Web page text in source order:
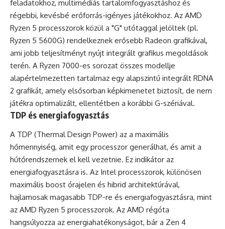
feladatokhoz, multimédiás tartalomfogyasztáshoz és
régebbi, kevésbé erőforrás-igényes játékokhoz. Az AMD
Ryzen 5 processzorok közül a "G" utótaggal jelöltek (pl.
Ryzen 5 5600G) rendelkeznek erősebb Radeon grafikával,
ami jobb teljesítményt nyújt integrált grafikus megoldások
terén. A Ryzen 7000-es sorozat összes modellje
alapértelmezetten tartalmaz egy alapszintű integrált RDNA
2 grafikát, amely elsősorban képkimenetet biztosít, de nem
játékra optimalizált, ellentétben a korábbi G-szériával.
TDP és energiafogyasztás
A TDP (Thermal Design Power) az a maximális
hőmennyiség, amit egy processzor generálhat, és amit a
hűtőrendszernek el kell vezetnie. Ez indikátor az
energiafogyasztásra is. Az Intel processzorok, különösen
maximális boost órajelen és hibrid architektúrával,
hajlamosak magasabb TDP-re és energiafogyasztásra, mint
az AMD Ryzen 5 processzorok. Az AMD régóta
hangsúlyozza az energiahatékonyságot, bár a Zen 4